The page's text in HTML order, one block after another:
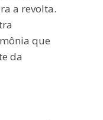
a revolta.
que
da